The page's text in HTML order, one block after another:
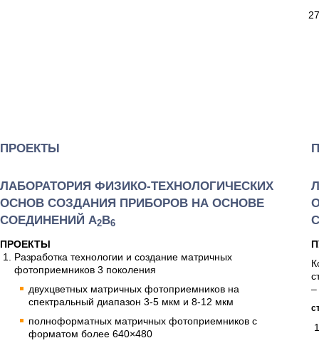
ПРОЕКТЫ
ЛАБОРАТОРИЯ ФИЗИКО-ТЕХНОЛОГИЧЕСКИХ
ОСНОВ СОЗДАНИЯ ПРИБОРОВ НА ОСНОВЕ
СОЕДИНЕНИЙ А2В6
ПРОЕКТЫ
Разработка технологии и создание матричных
фотоприемников 3 поколения
двухцветных матричных фотоприемников на
спектральный диапазон 3-5 мкм и 8-12 мкм
полноформатных матричных фотоприемников с
форматом более 640×480
–